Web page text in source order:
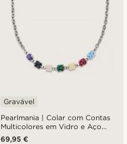
Pearlmania | Colar com Contas
Multicolores em Vidro e Aço
Inoxidável Mosaic Boxed
Gravável
69,95 €